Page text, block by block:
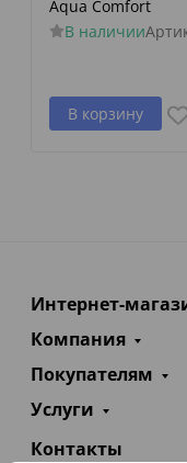
Aqua Comfort
В наличии
В корзину
Интернет-
Компания
Покупателям
Услуги
Контакты